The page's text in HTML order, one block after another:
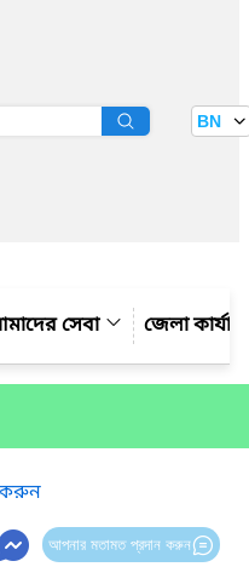
BN
সেবা জেলা
করুন
আপনার মতামত প্রদান করুন